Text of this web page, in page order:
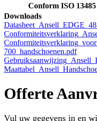
Conform ISO 13485
Downloads
700_handschoenen.pdf
Offerte
Vul uw gegevens in en